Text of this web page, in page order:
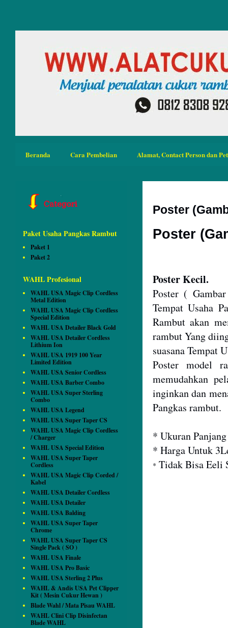
Beranda Cara Pembelian Alamat, Contact Person dan
Poster
Poster
Poster Kecil.
Poster (
Tempat Usaha
Rambut akan
rambut Yang
suasana Tempat
Poster model
memudahkan
inginkan dan
Pangkas rambut.
* Ukuran
* Harga Untuk
* Tidak Bisa Eeli
Paket Usaha Pangkas Rambut
Paket 1
Paket 2
WAHL Profesional
WAHL USA Magic Clip Cordless
Metal Edition
WAHL USA Magic Clip Cordless
Special Edition
WAHL USA Detailer Black Gold
WAHL USA Detailer Cordless
Lithium Ion
WAHL USA 1919 100 Year
Limited Edition
WAHL USA Senior Cordless
WAHL USA Barber Combo
WAHL USA Super Sterling
Combo
WAHL USA Legend
WAHL USA Super Taper CS
WAHL USA Magic Clip Cordless
/ Charger
WAHL USA Special Edition
WAHL USA Super Taper
Cordless
WAHL USA Magic Clip Corded /
Kabel
WAHL USA Detailer Cordless
WAHL USA Detailer
WAHL USA Balding
WAHL USA Super Taper
Chrome
WAHL USA Super Taper CS
Single Pack ( SO )
WAHL USA Finale
WAHL USA Pro Basic
WAHL USA Sterling 2 Plus
WAHL & Andis USA Pet Clipper
Kit ( Mesin Cukur Hewan )
Blade Wahl / Mata Pisau WAHL
WAHL Clini Clip Disinfectan
Blade WAHL